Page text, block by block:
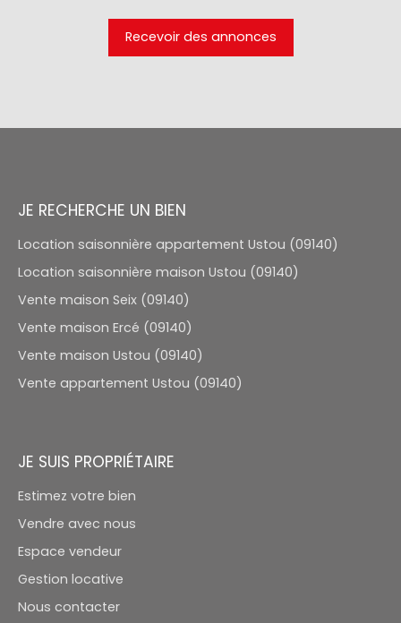
Recevoir des annonces
JE RECHERCHE UN BIEN
Location saisonnière appartement Ustou (09140)
Location saisonnière maison Ustou (09140)
Vente maison Seix (09140)
Vente maison Ercé (09140)
Vente maison Ustou (09140)
Vente appartement Ustou (09140)
JE SUIS PROPRIÉTAIRE
Estimez votre bien
Vendre avec nous
Espace vendeur
Gestion locative
Nous contacter